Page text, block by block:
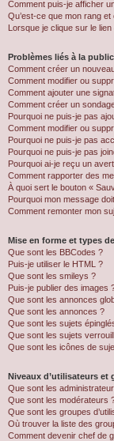
Comment puis-je afficher
Qu’est-ce que mon rang
Lorsque je clique sur le lien
Problèmes liés à la
Comment créer un
Comment modifier ou
Comment ajouter une
Comment créer un
Pourquoi ne puis-je pas
Comment modifier ou
Pourquoi ne puis-je pas
Pourquoi ne puis-je pas
Pourquoi ai-je reçu un
Comment rapporter des
À quoi sert le bouton «
Pourquoi mon message
Comment remonter mon
Mise en forme et types
Que sont les BBCodes ?
Puis-je utiliser le HTML ?
Que sont les smileys ?
Puis-je publier des images
Que sont les annonces
Que sont les annonces ?
Que sont les sujets
Que sont les sujets
Que sont les icônes de
Niveaux d’utilisateurs et
Que sont les
Que sont les modérateurs
Que sont les groupes
Où trouver la liste des
Comment devenir chef de